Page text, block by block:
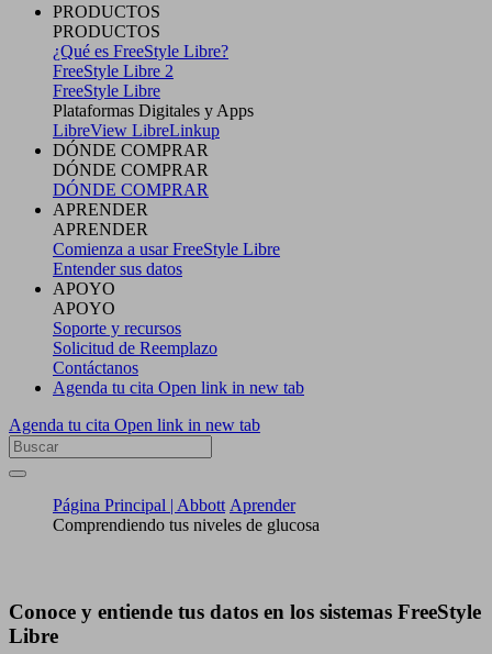
PRODUCTOS
PRODUCTOS
¿Qué es FreeStyle Libre?
FreeStyle Libre 2
FreeStyle Libre
Plataformas Digitales y Apps
LibreView LibreLinkup
DÓNDE COMPRAR
DÓNDE COMPRAR
DÓNDE COMPRAR
APRENDER
APRENDER
Comienza a usar FreeStyle Libre
Entender sus datos
APOYO
APOYO
Soporte y recursos
Solicitud de Reemplazo
Contáctanos
Agenda tu cita Open link in new tab
Agenda tu cita Open link in new tab
Página Principal | Abbott Aprender
Comprendiendo tus niveles de glucosa
Conoce y entiende tus datos en los sistemas FreeStyle
Libre